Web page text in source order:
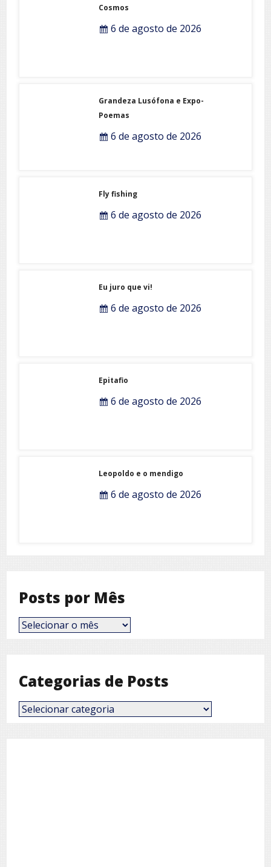
Cosmos
6 de agosto de 2026
Grandeza Lusófona e Expo-
Poemas
6 de agosto de 2026
Fly fishing
6 de agosto de 2026
Eu juro que vi!
6 de agosto de 2026
Epitafio
6 de agosto de 2026
Leopoldo e o mendigo
6 de agosto de 2026
Posts por Mês
Posts
por
Categorias de Posts
Categorias
de